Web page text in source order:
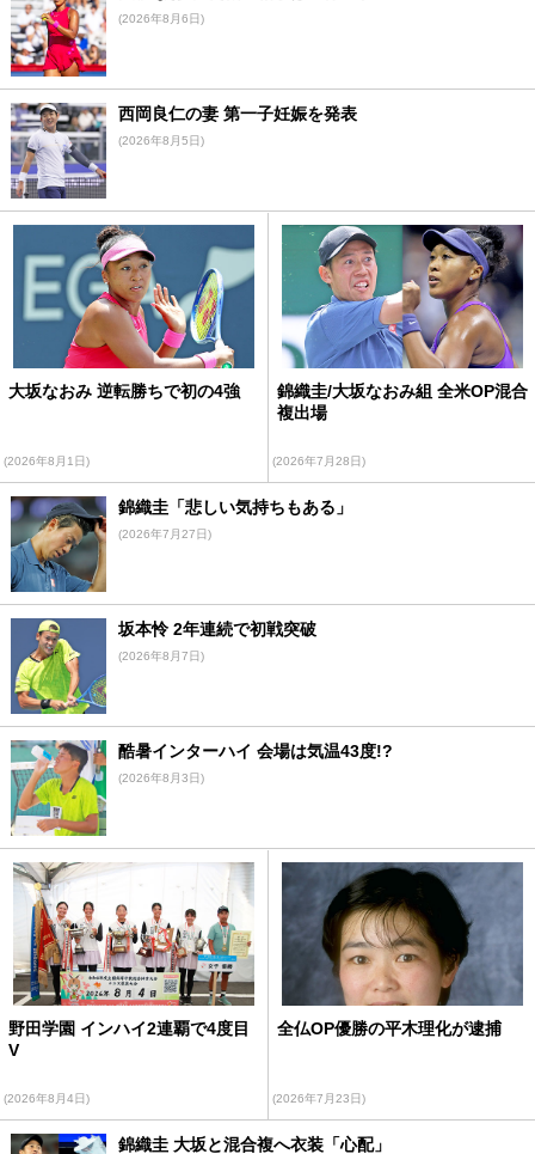
(2026年8月6日)
西岡良仁の妻 第一子妊娠を発表
(2026年8月5日)
大坂なおみ 逆転勝ちで初の4強
(2026年8月1日)
錦織圭/大坂なおみ組 全米OP混合
複出場
(2026年7月28日)
錦織圭「悲しい気持ちもある」
(2026年7月27日)
坂本怜 2年連続で初戦突破
(2026年8月7日)
酷暑インターハイ 会場は気温43度!?
(2026年8月3日)
野田学園 インハイ2連覇で4度目
V
(2026年8月4日)
全仏OP優勝の平木理化が逮捕
(2026年7月23日)
錦織圭 大坂と混合複へ衣装「心配」